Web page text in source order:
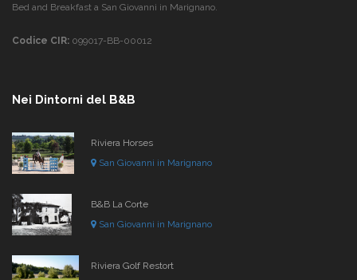
Bed and Breakfast a San Giovanni in Marignano.
Codice CIR: 099017-BB-00012
Nei Dintorni del B&B
Riviera Horses
San Giovanni in Marignano
B&B La Corte
San Giovanni in Marignano
Riviera Golf Restort